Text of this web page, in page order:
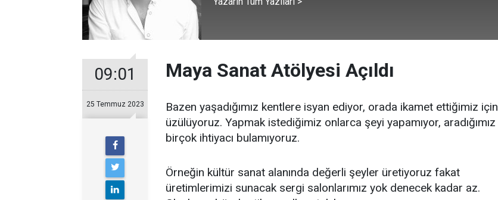
09:01
25 Temmuz 2023
Maya Sanat Atölyesi Açıldı
Bazen yaşadığımız kentlere isyan ediyor, orada ikamet ettiğimiz için
üzülüyoruz. Yapmak istediğimiz onlarca şeyi yapamıyor, aradığımız
birçok ihtiyacı bulamıyoruz.
Örneğin kültür sanat alanında değerli şeyler üretiyoruz fakat
üretimlerimizi sunacak sergi salonlarımız yok denecek kadar az.